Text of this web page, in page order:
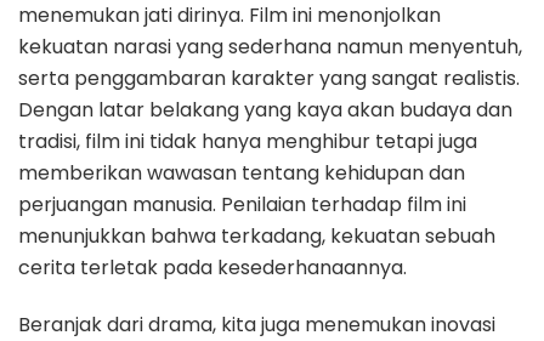
menemukan jati dirinya. Film ini menonjolkan
kekuatan narasi yang sederhana namun menyentuh,
serta penggambaran karakter yang sangat realistis.
Dengan latar belakang yang kaya akan budaya dan
tradisi, film ini tidak hanya menghibur tetapi juga
memberikan wawasan tentang kehidupan dan
perjuangan manusia. Penilaian terhadap film ini
menunjukkan bahwa terkadang, kekuatan sebuah
cerita terletak pada kesederhanaannya.
Beranjak dari drama, kita juga menemukan inovasi